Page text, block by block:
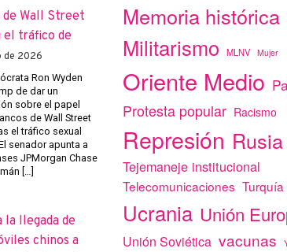
de Wall Street
tráfico de
de 2026
Ron Wyden
de dar un
sobre el papel
de Wall Street
el tráfico sexual
senador apunta a
JPMorgan Chase
[…]
la llegada de
chinos a
Memoria histórica
Militarismo
MLNV Mujer
Oriente Medio
Protesta popular Racismo
Represión Rusia
Tejemaneje institucional
Telecomunicaciones Turquía
Ucrania Unión
Unión Soviética vacunas